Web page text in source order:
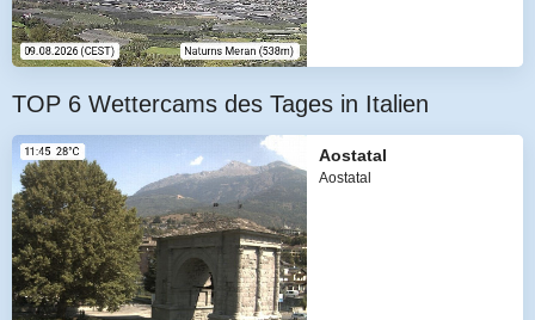
TOP 6 Wettercams des Tages in Italien
Aostatal
Aostatal